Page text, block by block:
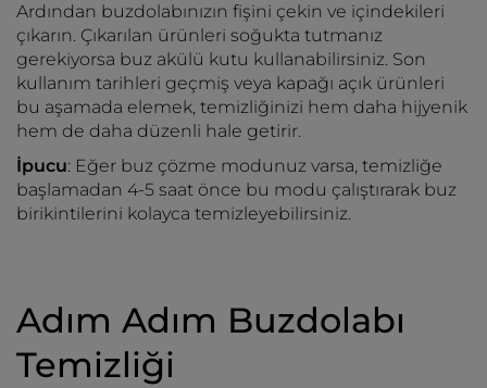
Ardından buzdolabınızın fişini çekin ve içindekileri
çıkarın. Çıkarılan ürünleri soğukta tutmanız
gerekiyorsa buz akülü kutu kullanabilirsiniz. Son
kullanım tarihleri geçmiş veya kapağı açık ürünleri
bu aşamada elemek, temizliğinizi hem daha hijyenik
hem de daha düzenli hale getirir.
İpucu: Eğer buz çözme modunuz varsa, temizliğe
başlamadan 4-5 saat önce bu modu çalıştırarak buz
birikintilerini kolayca temizleyebilirsiniz.
Adım Adım Buzdolabı
Temizliği